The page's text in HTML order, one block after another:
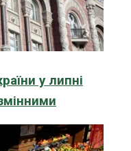
у липні